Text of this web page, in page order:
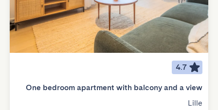
4.7
One bedroom apartment with balcony and a view
Lille